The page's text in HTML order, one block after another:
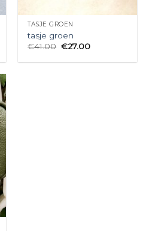
TASJE GROEN
tasje groen
€41.00 €27.00